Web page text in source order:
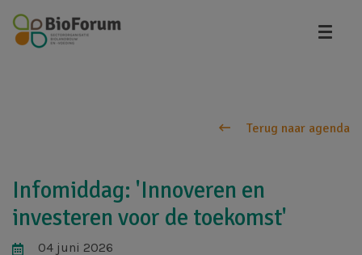
Terug naar agenda
Infomiddag: 'Innoveren en
investeren voor de toekomst'
04 juni 2026